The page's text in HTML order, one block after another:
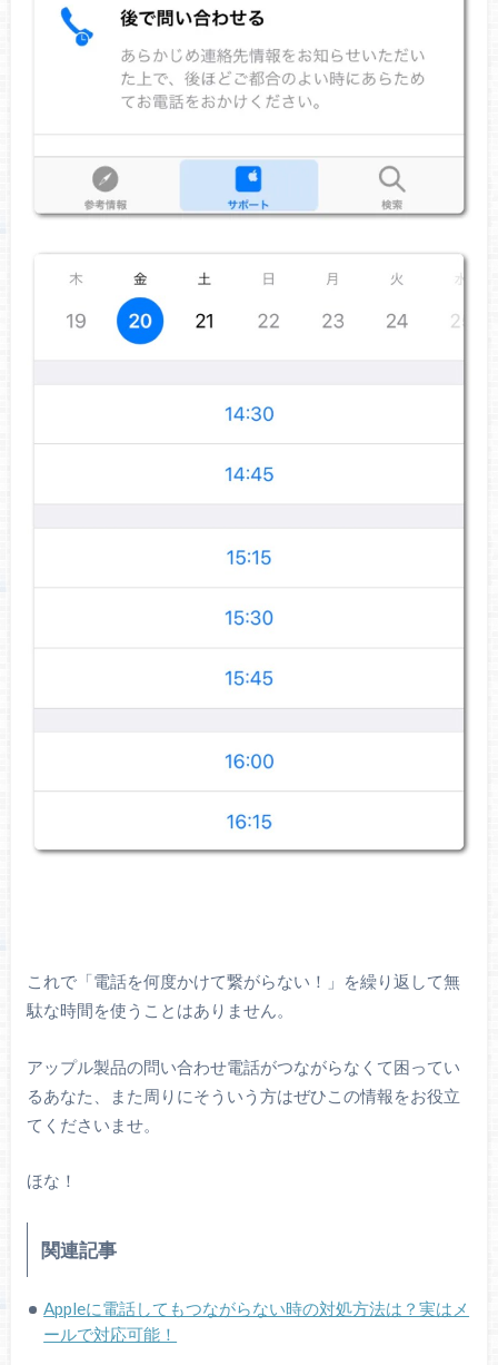
これで「電話を何度かけて繋がらない！」を繰り返して無
駄な時間を使うことはありません。
アップル製品の問い合わせ電話がつながらなくて困ってい
るあなた、また周りにそういう方はぜひこの情報をお役立
てくださいませ。
ほな！
関連記事
Appleに電話してもつながらない時の対処方法は？実はメ
ールで対応可能！